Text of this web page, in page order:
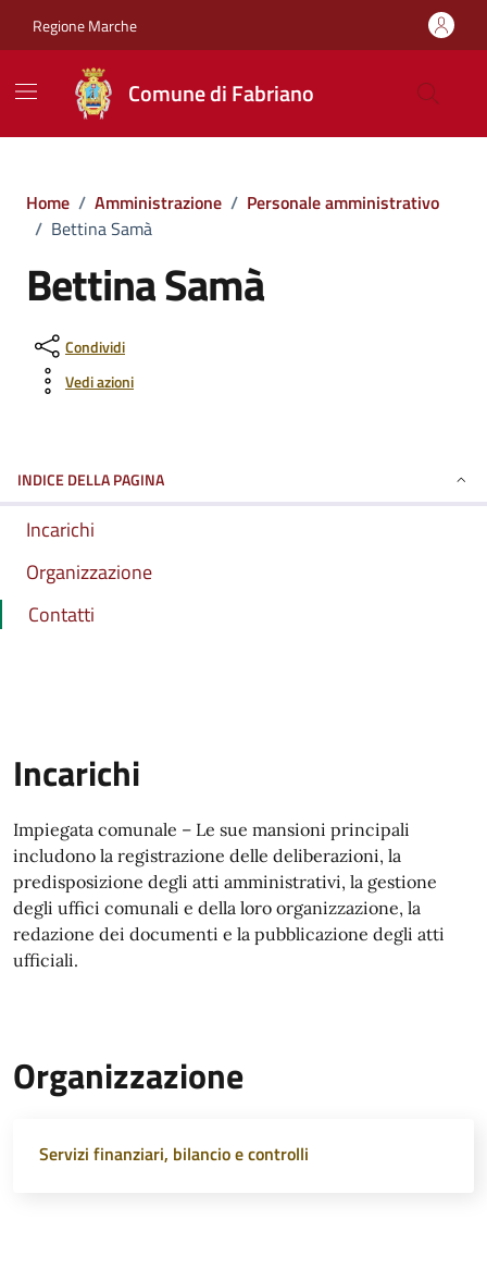
Regione Marche
Comune di Fabriano
Home / Amministrazione / Personale amministrativo
/ Bettina Samà
Bettina Samà
Condividi
Vedi azioni
INDICE DELLA PAGINA
Incarichi
Organizzazione
Contatti
Incarichi
Impiegata comunale – Le sue mansioni principali
includono la registrazione delle deliberazioni, la
predisposizione degli atti amministrativi, la gestione
degli uffici comunali e della loro organizzazione, la
redazione dei documenti e la pubblicazione degli atti
ufficiali.
Organizzazione
Servizi finanziari, bilancio e controlli